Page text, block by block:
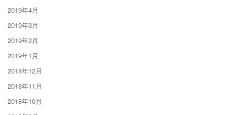
2019年4月
2019年3月
2019年2月
2019年1月
2018年12月
2018年11月
2018年10月